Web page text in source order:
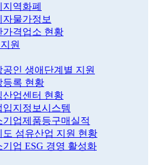
지역화폐
자물가정보
가격업소 현황
원
공인 생애단계별 지원
등록 현황
산업센터 현황
입지정보시스템
기업제품등구매실적
도 섬유산업 지원 현황
기업 ESG 경영 활성화